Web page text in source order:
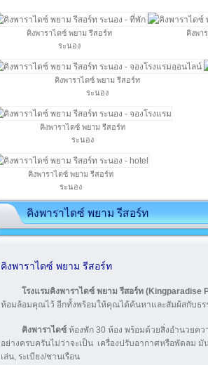
คิงพาราไดซ์ พยาม รีสอร์ท
ระนอง
คิงพา
คิงพาราไดซ์ พยาม รีสอร์ท
ระนอง
คิงพาราไดซ์ พยาม รีสอร์ท
ระนอง
คิงพาราไดซ์ พยาม รีสอร์ท
ระนอง
คิงพาราไดซ์ พยาม รีสอร์ท
คิงพาราไดซ์ พยาม รีสอร์ท
โรงแรมคิงพาราไดซ์ พยาม รีสอร์ท (Kingparadise
ห้อมล้อมคุณไว้ อีกทั้งพร้อมให้คุณได้ค้นหาและสัมผ้สกับธร
คิงพาราไดซ์ ห้องพัก 30 ห้อง พร้อมด้วยสิ่งอำนวยค
อย่างครบครันไม่ว่าจะเป็น เครื่องปรับอากาศหรือพัดลม
เล่น, ระเบียง/ชานเรือน